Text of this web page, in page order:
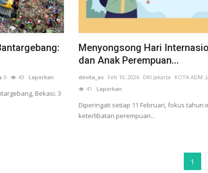
0 43 Laporkan
Bekasi. 3
Menyongsong Hari
dan Anak Perempuan...
devita_as Feb 10, 2026 DKI Jakarta KOTA ADM.
41
Laporkan
Diperingati setiap 11 Februari, fokus tahun
keterlibatan perempuan...
1